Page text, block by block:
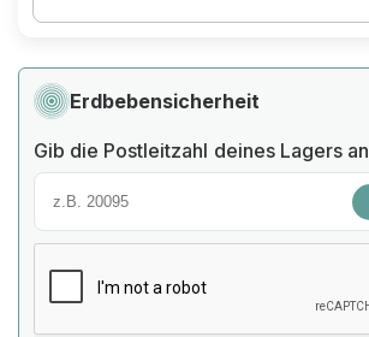
Erdbebensicherheit
Gib die Postleitzahl deines Lagers an